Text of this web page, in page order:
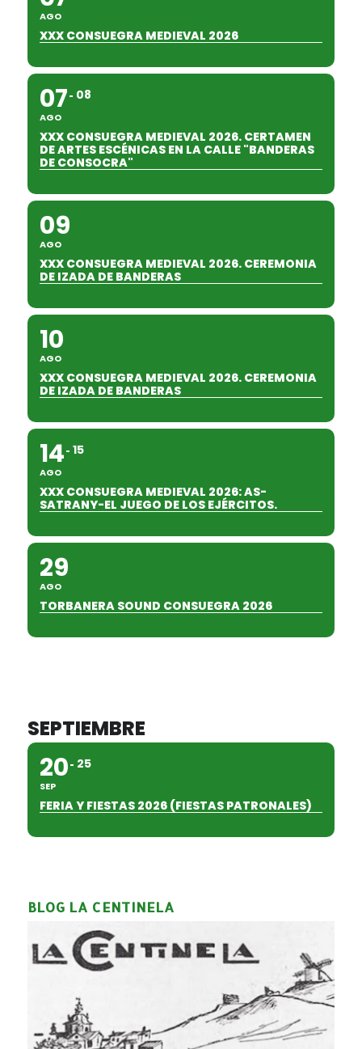
AGO
XXX CONSUEGRA MEDIEVAL 2026
07
AGO
08
XXX CONSUEGRA MEDIEVAL 2026. CERTAMEN
DE ARTES ESCÉNICAS EN LA CALLE "BANDERAS
DE CONSOCRA"
09
AGO
XXX CONSUEGRA MEDIEVAL 2026. CEREMONIA
DE IZADA DE BANDERAS
10
AGO
XXX CONSUEGRA MEDIEVAL 2026. CEREMONIA
DE IZADA DE BANDERAS
14
AGO
15
XXX CONSUEGRA MEDIEVAL 2026: AS-
SATRANY-EL JUEGO DE LOS EJÉRCITOS.
29
AGO
TORBANERA SOUND CONSUEGRA 2026
SEPTIEMBRE
20
SEP
25
FERIA Y FIESTAS 2026 (FIESTAS PATRONALES)
BLOG LA CENTINELA